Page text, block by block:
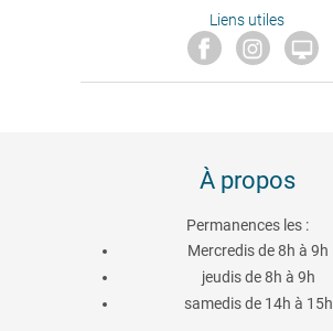
Liens utiles

À propos
Permanences les :
Mercredis de 8h à 9h
jeudis de 8h à 9h
samedis de 14h à 15h